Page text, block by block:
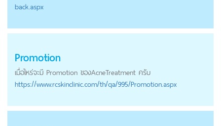
back.aspx
Promotion
เมื่อไหร่จะมี Promotion ของAcneTreatment ครับ
https://www.rcskinclinic.com/th/qa/995/Promotion.aspx